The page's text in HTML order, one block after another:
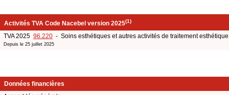
Activités TVA Code Nacebel version 2025(1)
TVA 2025 96.220 - Soins esthétiques et autres activités de traitement esthétique
Depuis le 25 juillet 2025
Données financières